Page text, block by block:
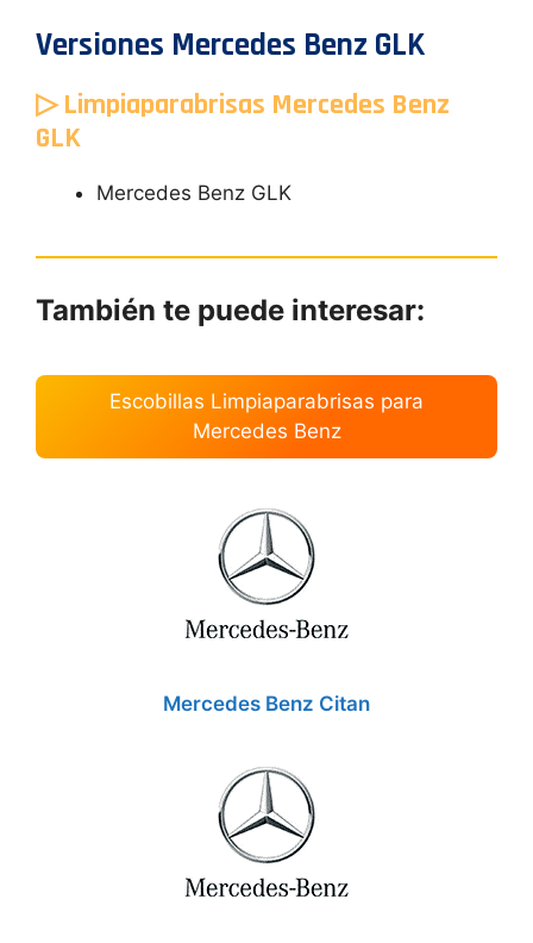
Versiones Mercedes Benz GLK
▷ Limpiaparabrisas Mercedes Benz
GLK
Mercedes Benz GLK
También te puede interesar:
Escobillas Limpiaparabrisas para
Mercedes Benz
Mercedes Benz Citan